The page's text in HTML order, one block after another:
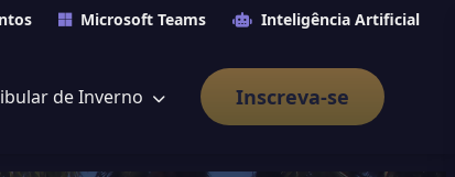
Microsoft Teams Inteligência Artificial
de Inverno Inscreva-se